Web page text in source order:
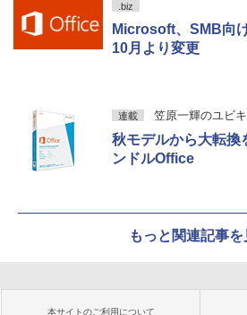
.biz
Microsoft、SMB向
10月より変更
連載 笠原一輝のユビ
秋モデルから大転換
ンドルOffice
もっと関連記事を
本サイトのご利用について